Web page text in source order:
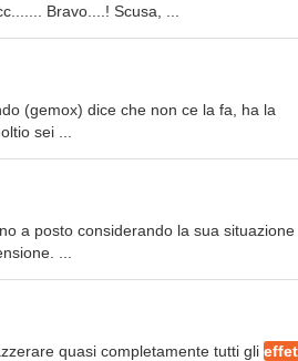
Bravo....! Scusa, ...
(gemox) dice che non ce la fa, ha la
sei ...
a posto considerando la sua situazione
...
quasi completamente tutti gli